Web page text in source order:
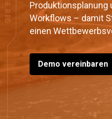
Produktionsplanung
Workflows – damit
einen
Demo vereinbaren